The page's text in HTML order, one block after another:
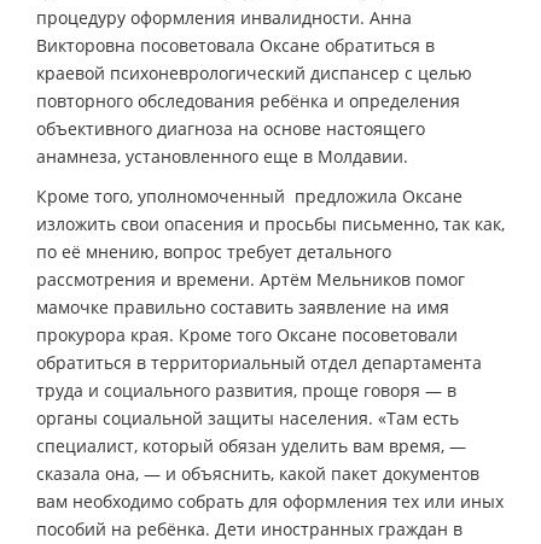
процедуру оформления инвалидности. Анна
Викторовна посоветовала Оксане обратиться в
краевой психоневрологический диспансер с целью
повторного обследования ребёнка и определения
объективного диагноза на основе настоящего
анамнеза, установленного еще в Молдавии.
Кроме того, уполномоченный предложила Оксане
изложить свои опасения и просьбы письменно, так как,
по её мнению, вопрос требует детального
рассмотрения и времени. Артём Мельников помог
мамочке правильно составить заявление на имя
прокурора края. Кроме того Оксане посоветовали
обратиться в территориальный отдел департамента
труда и социального развития, проще говоря — в
органы социальной защиты населения. «Там есть
специалист, который обязан уделить вам время, —
сказала она, — и объяснить, какой пакет документов
вам необходимо собрать для оформления тех или иных
пособий на ребёнка. Дети иностранных граждан в